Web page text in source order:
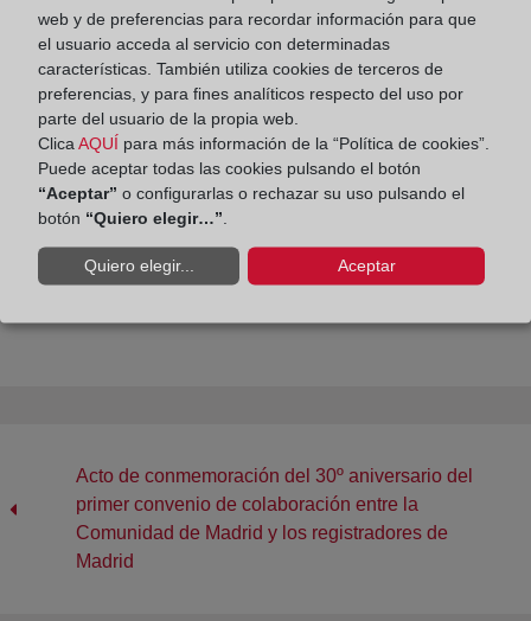
mercado inmobiliario en España, construida a partir de índices
simples agregados. Puede consultar la metodología y los
resultados detallados en el siguienteENLACE.
Compartir:
Acto de conmemoración del 30º aniversario del
primer convenio de colaboración entre la
Comunidad de Madrid y los registradores de
Madrid
web y de preferencias para recordar información para que
el usuario acceda al servicio con determinadas
características. También utiliza cookies de terceros de
preferencias, y para fines analíticos respecto del uso por
parte del usuario de la propia web.
Clica AQUÍ para más información de la “Política de cookies”.
Puede aceptar todas las cookies pulsando el botón
“Aceptar” o configurarlas o rechazar su uso pulsando el
botón “Quiero elegir…”
Quiero elegir... Aceptar